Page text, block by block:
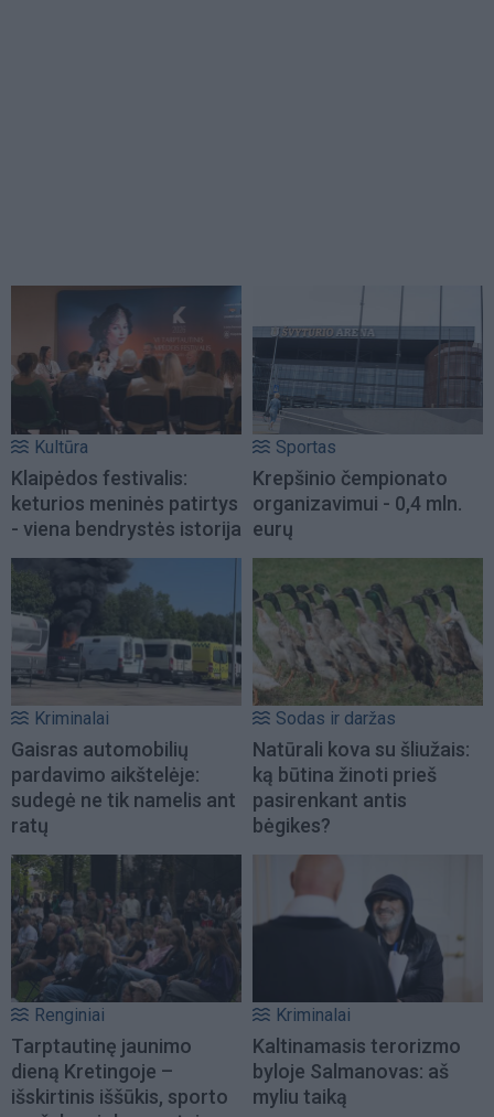
Kultūra
Klaipėdos festivalis:
keturios meninės patirtys
- viena bendrystės istorija
Sportas
Krepšinio čempionato
organizavimui - 0,4 mln.
eurų
Kriminalai
Gaisras automobilių
pardavimo aikštelėje:
sudegė ne tik namelis ant
ratų
Sodas ir daržas
Natūrali kova su šliužais:
ką būtina žinoti prieš
pasirenkant antis
bėgikes?
Renginiai
Tarptautinę jaunimo
dieną Kretingoje –
išskirtinis iššūkis, sporto
Kriminalai
Kaltinamasis terorizmo
byloje Salmanovas: aš
myliu taiką